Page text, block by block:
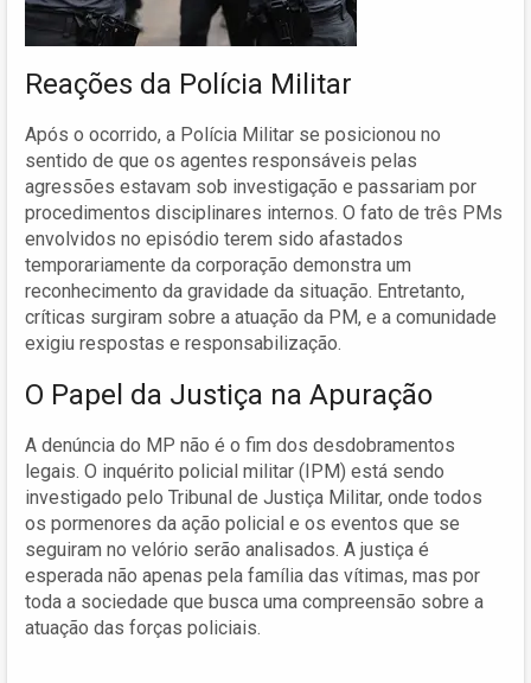
Reações da Polícia Militar
Após o ocorrido, a Polícia Militar se posicionou no
sentido de que os agentes responsáveis pelas
agressões estavam sob investigação e passariam por
procedimentos disciplinares internos. O fato de três PMs
envolvidos no episódio terem sido afastados
temporariamente da corporação demonstra um
reconhecimento da gravidade da situação. Entretanto,
críticas surgiram sobre a atuação da PM, e a comunidade
exigiu respostas e responsabilização.
O Papel da Justiça na Apuração
A denúncia do MP não é o fim dos desdobramentos
legais. O inquérito policial militar (IPM) está sendo
investigado pelo Tribunal de Justiça Militar, onde todos
os pormenores da ação policial e os eventos que se
seguiram no velório serão analisados. A justiça é
esperada não apenas pela família das vítimas, mas por
toda a sociedade que busca uma compreensão sobre a
atuação das forças policiais.